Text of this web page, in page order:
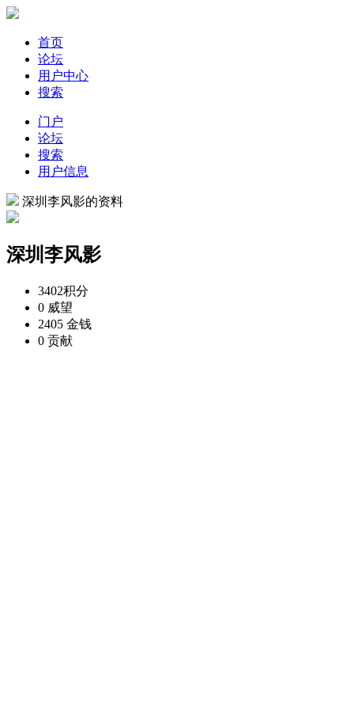
首页
论坛
用户中心
搜索
门户
论坛
搜索
用户信息
深圳李风影的资料
深圳李风影
3402积分
0 威望
2405 金钱
0 贡献